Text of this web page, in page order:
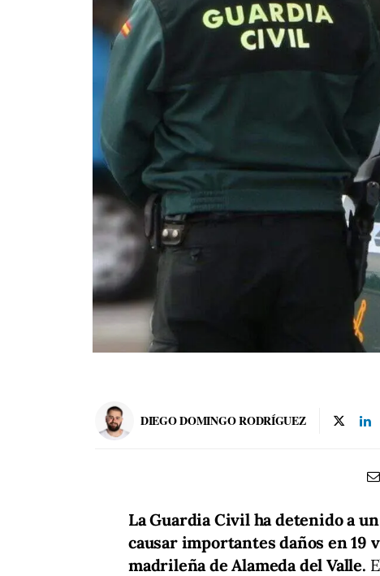
DIEGO DOMINGO RODRÍGUEZ
La Guardia Civil ha detenido a
causar importantes daños en 19
madrileña de Alameda del Valle.